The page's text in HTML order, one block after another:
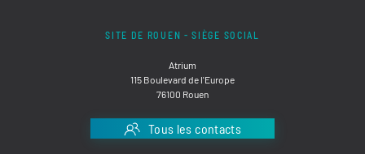
SITE DE ROUEN - SIÈGE SOCIAL
Atrium
115 Boulevard de l'Europe
76100 Rouen
Tous les contacts